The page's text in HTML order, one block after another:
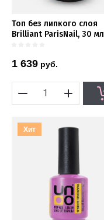
Топ без липкого слоя
Brilliant ParisNail, 30 мл
1 639 руб.
Хит